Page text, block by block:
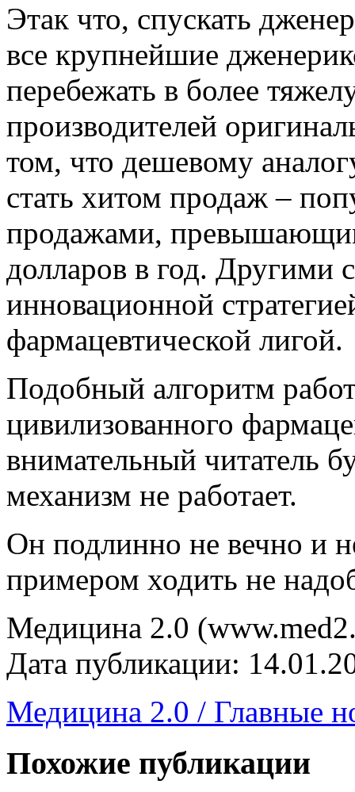
Этак что, спускать
все крупнейшие
перебежать в более
производителей
том, что дешевому
стать хитом продаж –
продажами,
долларов в год. Другими
инновационной
фармацевтической лигой.
Подобный алгоритм
цивилизованного
внимательный читатель
механизм не работает.
Он подлинно не вечно и
примером ходить не
Медицина 2.0
Дата публикации:
Медицина 2.0 / Главные
Похожие публикации